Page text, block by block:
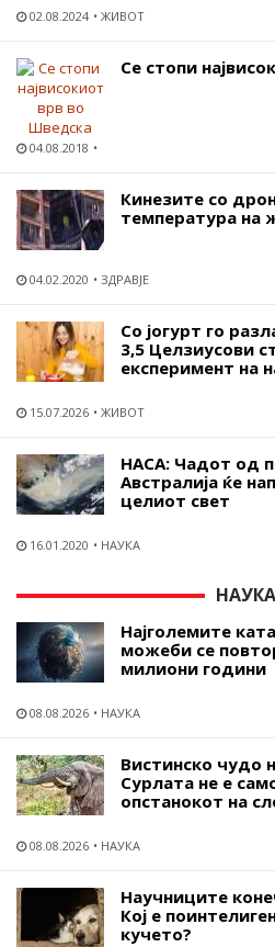
02.08.2024 ЖИВОТ
Се стопи
04.08.2018
Кинезите со
температура на
04.02.2020 ЗДРАВЈЕ
Со јогурт го
3,5 Целзиусови
експеримент на
15.07.2026 ЖИВОТ
НАСА: Чадот од
Австралија ќе
целиот свет
16.01.2020 НАУКА
НАУКА
Најголемите
можеби се
милиони години
08.08.2026 НАУКА
Вистинско чудо
Сурлата не е
опстанокот на
08.08.2026 НАУКА
Научниците
Кој е
кучето?